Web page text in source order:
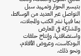
بتيسير الحوار وتمهيد سبل
التواصل عبر العديد من الوسائط،
بما فيها نشر الكتب والمجلات،
والمشاركة في المعارض
واستضافتها، وإنتاج حلقات
البودكاست، وعروض الأفلام،
ونحو ذلك.